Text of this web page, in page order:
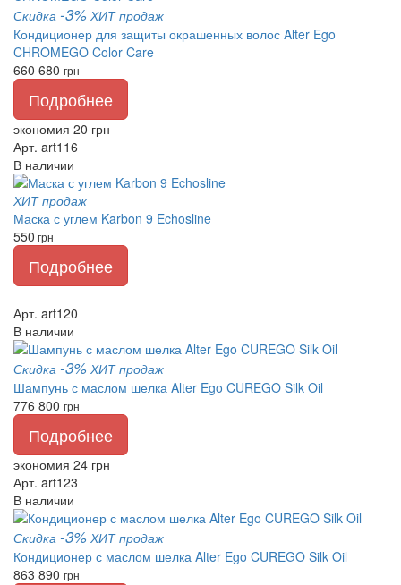
Скидка -3% ХИТ продаж
Кондиционер для защиты окрашенных волос Alter Ego
CHROMEGO Color Care
660 680 грн
Подробнее
экономия 20 грн
Арт. art116
В наличии
ХИТ продаж
Маска с углем Karbon 9 Echosline
550 грн
Подробнее
Арт. art120
В наличии
Скидка -3% ХИТ продаж
Шампунь с маслом шелка Alter Ego CUREGO Silk Oil
776 800 грн
Подробнее
экономия 24 грн
Арт. art123
В наличии
Скидка -3% ХИТ продаж
Кондиционер с маслом шелка Alter Ego CUREGO Silk Oil
863 890 грн